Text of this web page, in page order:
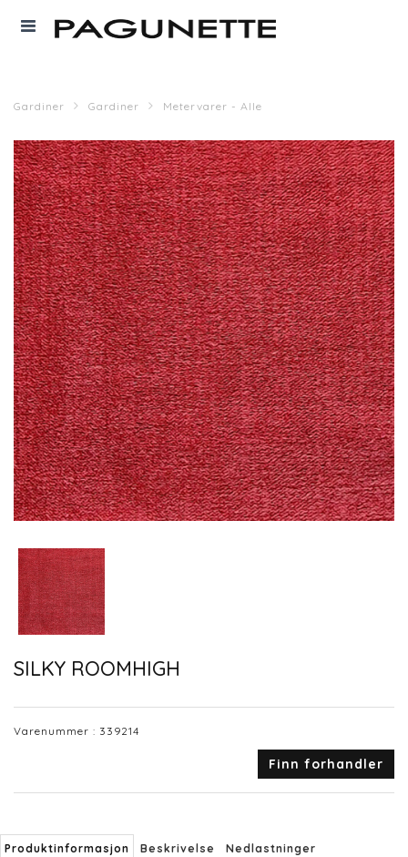
Gardiner Gardiner Metervarer - Alle
SILKY ROOMHIGH
Varenummer : 339214
Finn forhandler
Produktinformasjon Beskrivelse Nedlastninger